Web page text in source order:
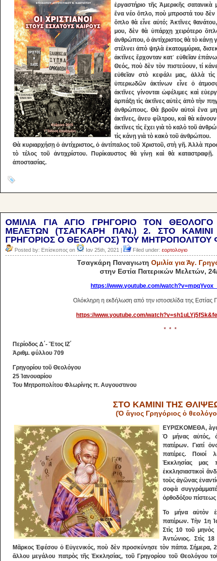
ἐργαστήριο τῆς Ἀμερικῆς
ἕνα νέο ὅπλο, ποὺ μπροστά του δὲν
ὅπλο θὰ εἶνε αὐτό; Ἀκτῖνες
μου, δὲν θὰ ὑπάρχῃ χειρότερο
ἀνθρώπου, ὁ ἀντίχριστος θὰ τὸ κάνῃ
στέλνει ἀπὸ ψηλὰ ἑκατομμύρια,
ἀκτῖνες ἔρχονταν κατ᾿ εὐθεῖαν
Θεός, ποὺ δὲν τὸν πιστεύουν, τί
εὐθεῖαν στὸ κεφάλι μας, ἀλλὰ
ὑπεριωδῶν ἀκτίνων εἶνε ὁ
ἀκτῖνες γίνονται ὠφέλιμες καὶ
ἁρπάξῃ τὶς ἀκτῖνες αὐτὲς ἀπὸ τὴν
ἀνθρώπους. Θὰ βροῦν αὐτοὶ ἕνα
ἀκτῖνες, ἄνευ φίλτρου, καὶ θὰ
ἀκτῖνες τὶς ἔχει γιὰ τὸ καλὸ τοῦ
τὶς κάνῃ γιὰ τὸ κακὸ τοῦ ἀνθρώπου.
Θὰ κυριαρχήσῃ ὁ ἀντίχριστος, ὁ ἀντίπαλος τοῦ Χριστοῦ, στὴ γῆ. Ἀλλὰ
τὸ τέλος τοῦ ἀντιχρίστου. Πυρίκαυστος θὰ γίνῃ καὶ θὰ
ἀποστασίας.
ΟΜΙΛΙΑ ΓΙΑ ΑΓΙΟ ΓΡΗΓΟΡΙΟ ΤΟΝ
ΜΕΛΕΤΩΝ (ΤΣΑΓΚΑΡΗ ΠΑΝ.) 2. ΣΤΟ
ΓΡΗΓΟΡΙΟΣ Ο ΘΕΟΛΟΓΟΣ) ΤΟΥ ΜΗΤΡΟΠΟΛΙΤΟΥ
Posted by: Επίσκοπος on Ιαν 25th, 2021 | Filed under: εορτολογιο
Τσαγκάρη ΠαναγιωτηΟμιλία για Άγ.
στην Εστία Πατερικών Μελετών,
https://www.youtube.com/
Ολόκληρη η εκδήλωση από την ιστοσελίδα της Εστίας
https://www.youtube.com/
* * *
Περίοδος Δ΄- Ἔτος ΙΖ΄
Ἀριθμ. φύλλου 709
Γρηγορίου τοῦ Θεολόγου
25 Ἰανουαρίου
Του Μητροπολίτου Φλωρίνης π. Αυγουστινου
ΣΤΟ ΚΑΜΙΝΙ ΤΗΣ
(Ὁ ἅγιος Γρηγόριος ὁ
ΕYPIΣKOMEΘA,
Ὁ μήνας αὐτός, ὁ
πατέρων. Γιατί
πατέρες. Ποιοί
Ἐκκλησίας μας
ἐκκλησιαστικοὶ
τοὺς ἀγῶνας
σοφὰ
ὀρθοδόξου
Το μήνα αὐτὸν
πατέρων. Τὴν 1η
Στὶς 10 τοῦ
Ἀντώνιος. Στὶς
Μᾶρκος Ἐφέσου ὁ Εὐγενικός, ποὺ δὲν προσκύνησε τὸν πάπα. Σήμερα,
ἄλλου μεγάλου πατρὸς τῆς Ἐκκλησίας, τοῦ Γρηγορίου τοῦ Θεολόγου